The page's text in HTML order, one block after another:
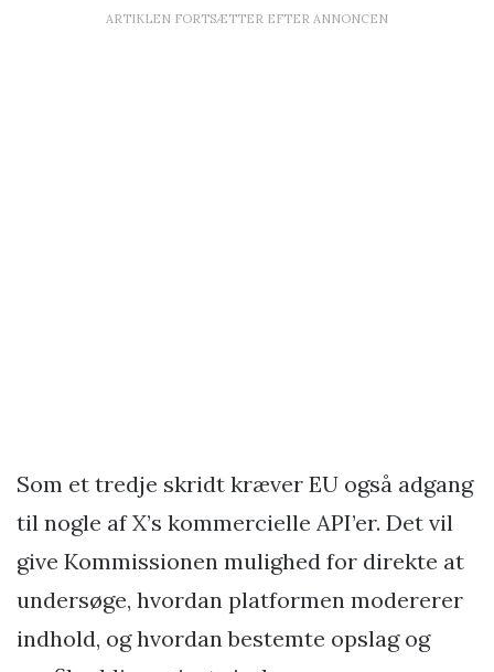
ARTIKLEN FORTSÆTTER EFTER ANNONCEN
Som et tredje skridt kræver EU også adgang
til nogle af X’s kommercielle API’er. Det vil
give Kommissionen mulighed for direkte at
undersøge, hvordan platformen modererer
indhold, og hvordan bestemte opslag og